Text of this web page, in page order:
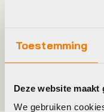
Toestemming
Deze website
We gebruiken
Kleur